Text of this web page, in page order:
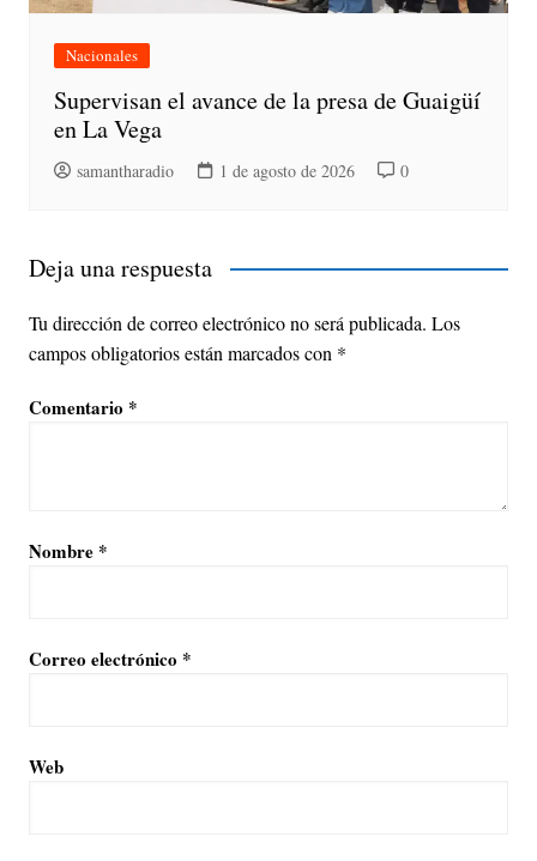
Nacionales
Supervisan el avance de la presa de Guaigüí
en La Vega
samantharadio 1 de agosto de 2026 0
Deja una respuesta
Tu dirección de correo electrónico no será publicada. Los
campos obligatorios están marcados con *
Comentario *
Nombre *
Correo electrónico *
Web